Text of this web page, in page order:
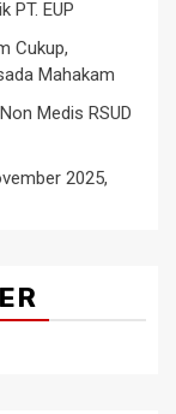
PT. EUP
Cukup,
Mahakam
Medis RSUD
2025,